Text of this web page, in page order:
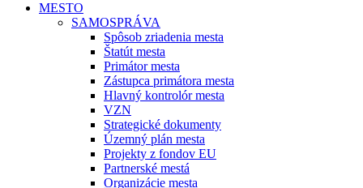
MESTO
SAMOSPRÁVA
Spôsob zriadenia mesta
Štatút mesta
Primátor mesta
Zástupca primátora mesta
Hlavný kontrolór mesta
VZN
Strategické dokumenty
Územný plán mesta
Projekty z fondov EU
Partnerské mestá
Organizácie mesta